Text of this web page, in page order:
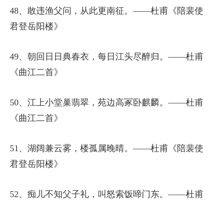
48、敢违渔父问，从此更南征。——杜甫《陪裴使
君登岳阳楼》
49、朝回日日典春衣，每日江头尽醉归。——杜甫
《曲江二首》
50、江上小堂巢翡翠，苑边高冢卧麒麟。——杜甫
《曲江二首》
51、湖阔兼云雾，楼孤属晚晴。——杜甫《陪裴使
君登岳阳楼》
52、痴儿不知父子礼，叫怒索饭啼门东。——杜甫